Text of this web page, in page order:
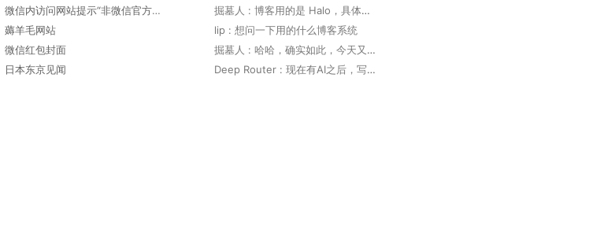
微信内访问网站提示“非微信官方网页，请确认是否继续访问”
薅羊毛网站
微信红包封面
日本东京见闻
掘墓人 : 博客用的是 Halo，具体可以看下 https://www.halo.run 。
lip : 想问一下用的什么博客系统
掘墓人 : 哈哈，确实如此，今天又用 Trae 写了个软件，太高效了
Deep Router : 现在有AI之后，写代码真的方便了好多，多出来很多coffee time